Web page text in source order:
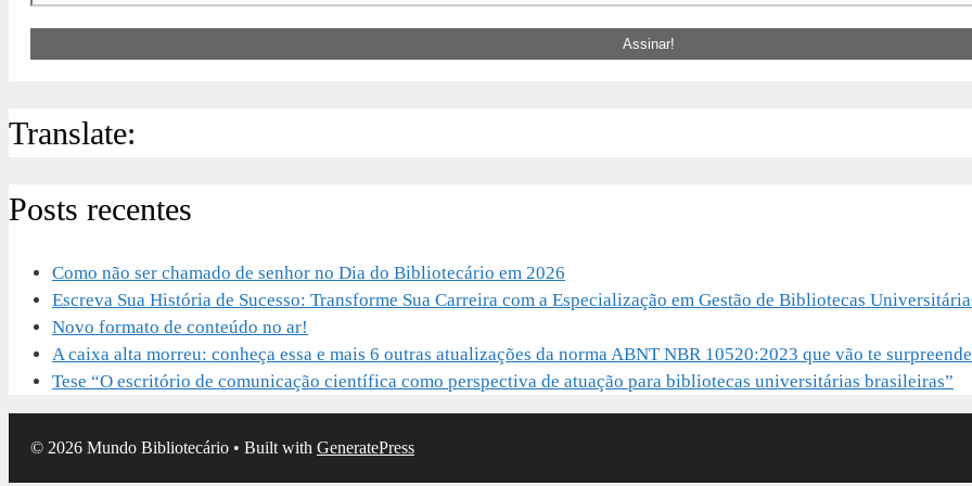
Translate:
Posts recentes
Como não ser chamado de senhor no Dia do Bibliotecário em 2026
Escreva Sua História de Sucesso: Transforme Sua Carreira com a Especialização em Gestão de Bibliotecas
Novo formato de conteúdo no ar!
A caixa alta morreu: conheça essa e mais 6 outras atualizações da norma ABNT NBR 10520:2023 que vão te
Tese “O escritório de comunicação científica como perspectiva de atuação para bibliotecas universitárias brasileiras”
© 2026 Mundo Bibliotecário • Built with GeneratePress